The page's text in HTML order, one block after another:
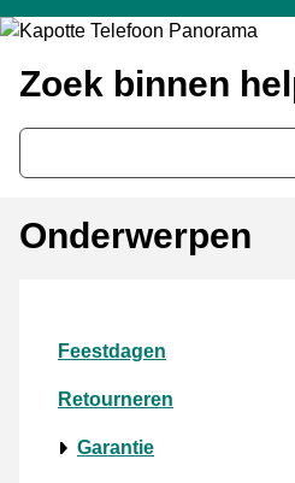
Zoek binnen
Onderwerpen
Feestdagen
Retourneren
Garantie